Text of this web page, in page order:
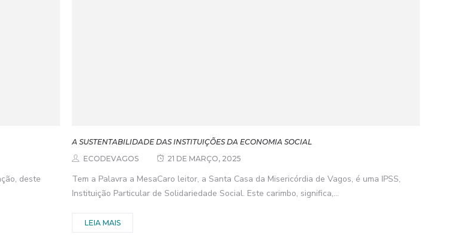
deste
A SUSTENTABILIDADE DAS INSTITUIÇÕES DA ECONOMIA SOCIAL
ECODEVAGOS
21 DE MARÇO, 2025
Tem a Palavra a MesaCaro leitor, a Santa Casa da Misericórdia de Vagos, é uma IPSS,
Instituição Particular de Solidariedade Social. Este carimbo, significa,...
LEIA MAIS